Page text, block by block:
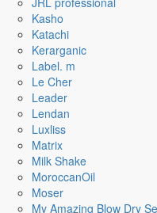
Kasho
Katachi
Kerarganic
Label. m
Le Cher
Leader
Lendan
Luxliss
Matrix
Milk Shake
MoroccanOil
Moser
My Amazing Blow Dry